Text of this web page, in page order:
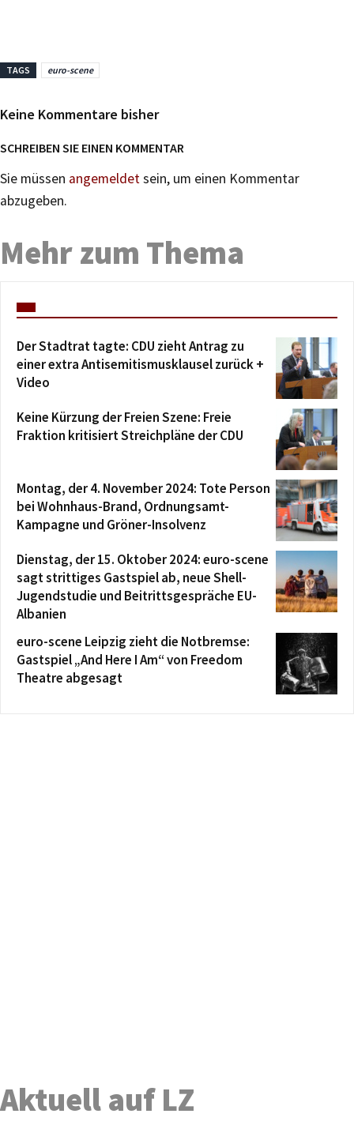
TAGS euro-scene
Keine Kommentare bisher
SCHREIBEN SIE EINEN KOMMENTAR
Sie müssen angemeldetsein, um einen Kommentar
abzugeben.
Mehr zum Thema
Der Stadtrat tagte: CDU zieht Antrag zu
einer extra Antisemitismusklausel zurück +
Video
Keine Kürzung der Freien Szene: Freie
Fraktion kritisiert Streichpläne der CDU
Montag, der 4. November 2024: Tote Person
bei Wohnhaus-Brand, Ordnungsamt-
Kampagne und Gröner-Insolvenz
Dienstag, der 15. Oktober 2024: euro-scene
sagt strittiges Gastspiel ab, neue Shell-
Jugendstudie und Beitrittsgespräche EU-
Albanien
euro-scene Leipzig zieht die Notbremse:
Gastspiel „And Here I Am“ von Freedom
Theatre abgesagt
Aktuell auf LZ